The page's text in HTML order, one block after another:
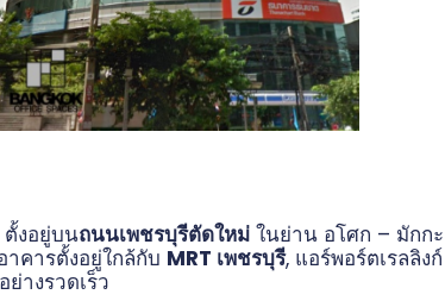
งอยู่บนถนนเพชรบุรีตัดใหม่ ในย่าน อโศก – มักก
คารตั้งอยู่ใกล้กับ MRT เพชรบุรี, แอร์พอร์ตเรลลิ
างรวดเร็ว